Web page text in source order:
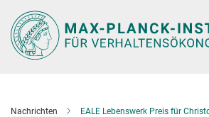
Hauptinhalt
Nachrichten EALE Lebenswerk Preis für